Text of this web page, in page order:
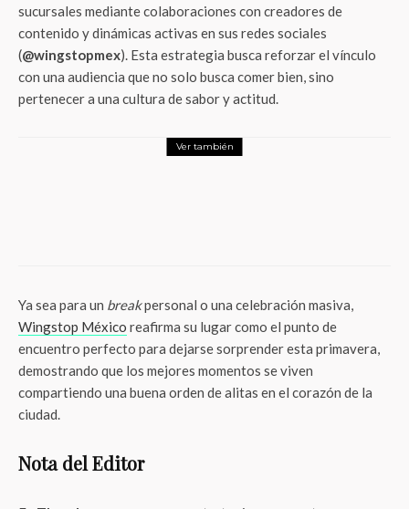
sucursales mediante colaboraciones con creadores de
contenido y dinámicas activas en sus redes sociales
(@wingstopmex). Esta estrategia busca reforzar el vínculo
con una audiencia que no solo busca comer bien, sino
pertenecer a una cultura de sabor y actitud.
Ver también
Ya sea para un breakpersonal o una celebración masiva,
Wingstop México reafirma su lugar como el punto de
encuentro perfecto para dejarse sorprender esta primavera,
demostrando que los mejores momentos se viven
compartiendo una buena orden de alitas en el corazón de la
ciudad.
Nota del Editor